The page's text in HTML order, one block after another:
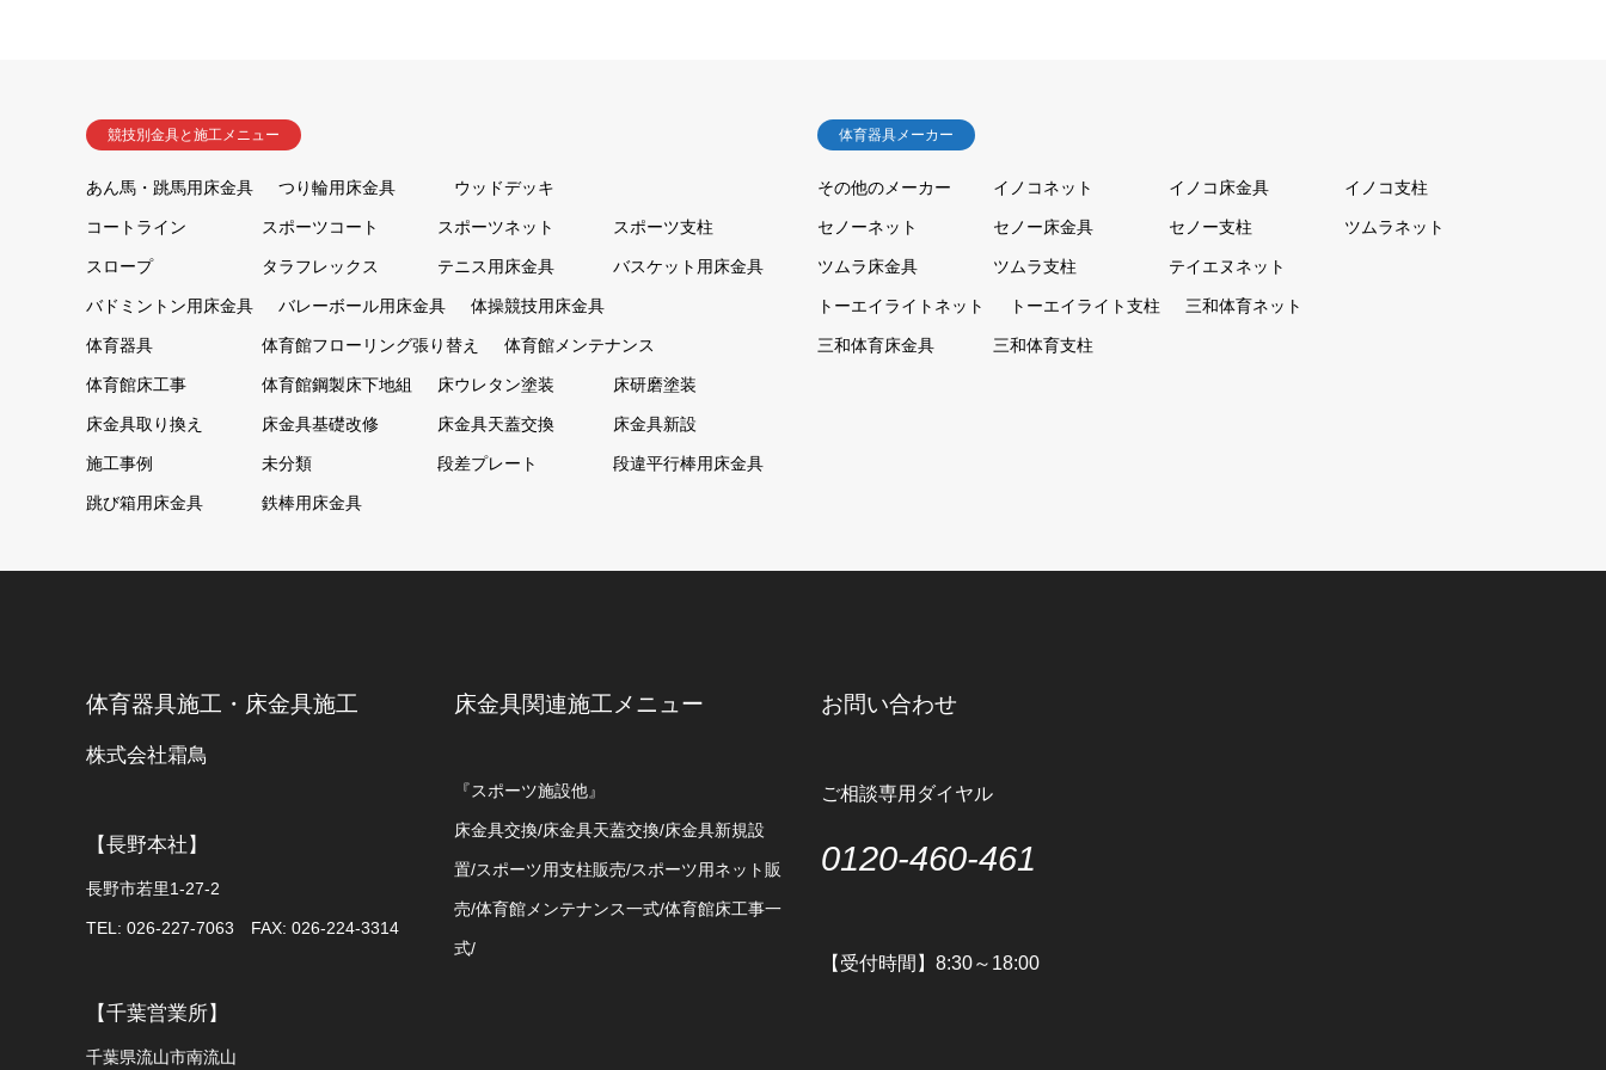
競技別金具と施工メニュー
あん馬・跳馬用床金具 つり輪用床金具 ウッドデッキ
コートライン スポーツコート スポーツネット スポーツ支柱
スロープ タラフレックス テニス用床金具 バスケット用床金具
バドミントン用床金具 バレーボール用床金具 体操競技用床金具
体育器具 体育館フローリング張り替え 体育館メンテナンス
体育館床工事 体育館鋼製床下地組 床ウレタン塗装 床研磨塗装
床金具取り換え 床金具基礎改修 床金具天蓋交換 床金具新設
施工事例 未分類 段差プレート 段違平行棒用床金具
跳び箱用床金具 鉄棒用床金具
体育器具メーカー
その他のメーカー イノコネット イノコ床金具 イノコ支柱
セノーネット セノー床金具 セノー支柱 ツムラネット
ツムラ床金具 ツムラ支柱 テイエヌネット
トーエイライトネット トーエイライト支柱 三和体育ネット
三和体育床金具 三和体育支柱
体育器具施工・床金具施工
株式会社霜鳥
【長野本社】
長野市若里1-27-2
TEL: 026-227-7063 FAX: 026-224-3314
【千葉営業所】
千葉県流山市南流山
床金具関連施工メニュー
『スポーツ施設他』
床金具交換/床金具天蓋交換/床金具新規設
置/スポーツ用支柱販売/スポーツ用ネット販
売/体育館メンテナンス一式/体育館床工事一
式/
お問い合わせ
ご相談専用ダイヤル
0120-460-461
【受付時間】8:30～18:00